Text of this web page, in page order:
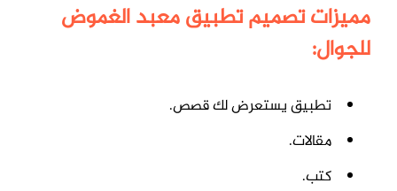
مميزات تصميم تطبيق معبد الغموض
للجوال:
تطبيق يستعرض لك قصص.
مقالات.
كتب.